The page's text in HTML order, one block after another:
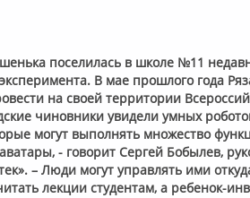
поселилась в школе №11
В мае прошлого года
на своей территории
чиновники увидели умных
могут выполнять множество
- говорит Сергей Бобылев,
– Люди могут управлять ими
лекции студентам, а ребенок-